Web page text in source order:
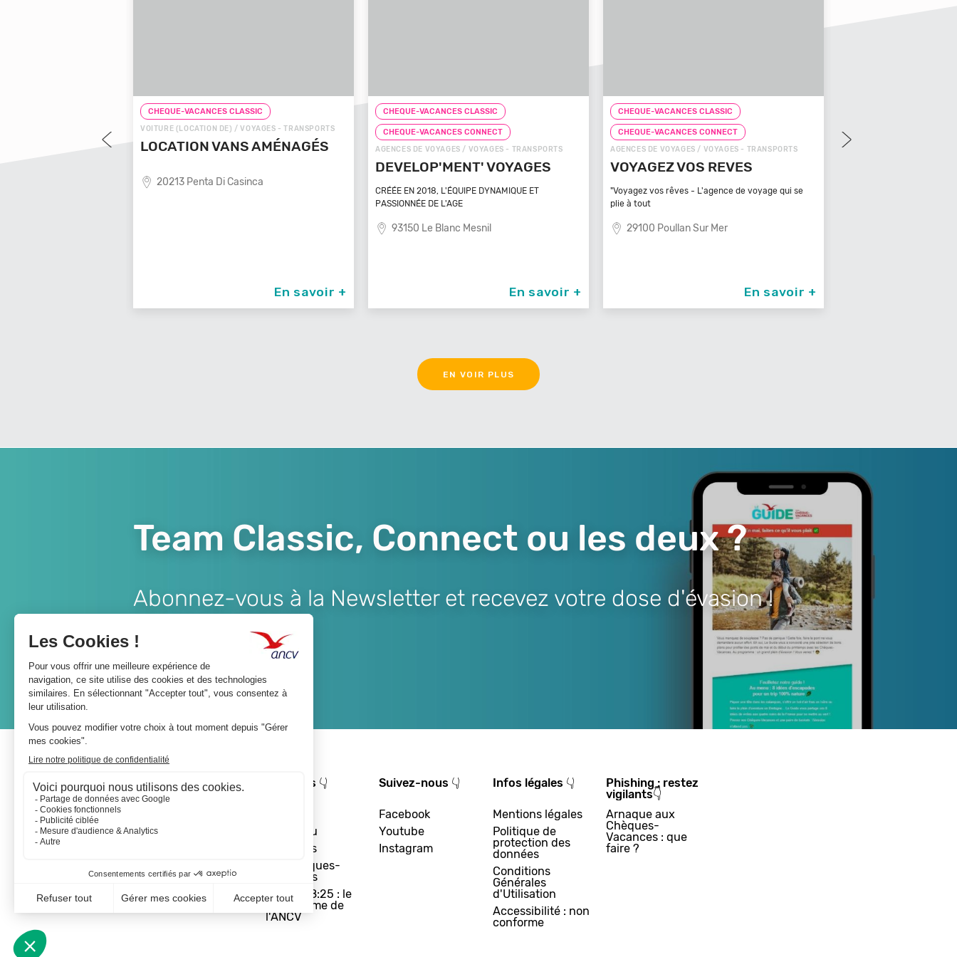
LOCALE
CHEQUE-VACANCES CLASSIC
VOITURE (LOCATION DE) / VOYAGES - TRANSPORTS
LOCATION VANS AMÉNAGÉS
20213 Penta Di Casinca
En savoir +
CHEQUE-VACANCES CLASSIC
CHEQUE-VACANCES CONNECT
AGENCES DE VOYAGES / VOYAGES - TRANSPORTS
DEVELOP'MENT' VOYAGES
CRÉÉE EN 2018, L'ÉQUIPE DYNAMIQUE ET
PASSIONNÉE DE L'AGE
93150 Le Blanc Mesnil
En savoir +
CHEQUE-VACANCES CLASSIC
CHEQUE-VACANCES CONNECT
AGENCES DE VOYAGES / VOYAGES - TRANSPORTS
VOYAGEZ VOS REVES
"Voyagez vos rêves - L'agence de voyage qui se
plie à tout
29100 Poullan Sur Mer
En savoir +
EN VOIR PLUS
Team Classic, Connect ou les deux ?
Abonnez-vous à la Newsletter et recevez votre dose d'évasion !
A propos 👇
Le réseau
Les actus
Les Chèques-
Vacances
Départ 18:25 : le
programme de
l'ANCV
Suivez-nous 👇
Facebook
Youtube
Instagram
Infos légales 👇
Mentions légales
Politique de
protection des
données
Conditions
Générales
d'Utilisation
Accessibilité : non
conforme
Phishing : restez
vigilants👇
Arnaque aux
Chèques-
Vacances : que
faire ?